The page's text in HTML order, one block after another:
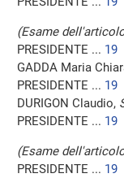
(Esame
PRESIDENTE ... 19
GADDA Maria
PRESIDENTE ... 19
DURIGON Claudio,
PRESIDENTE ... 19
(Esame
PRESIDENTE ... 19